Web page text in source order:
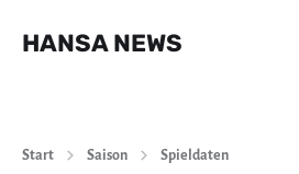
HANSA NEWS
Start Saison Spieldaten